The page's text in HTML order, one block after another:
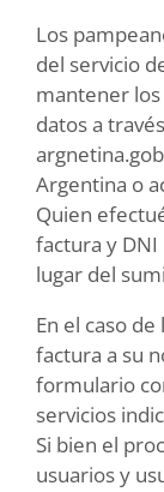
Los
del servicio
mantener
datos a
Argentina o
Quien
factura y DNI
lugar del
En el caso
factura a su
formulario
servicios
Si bien el
usuarios y